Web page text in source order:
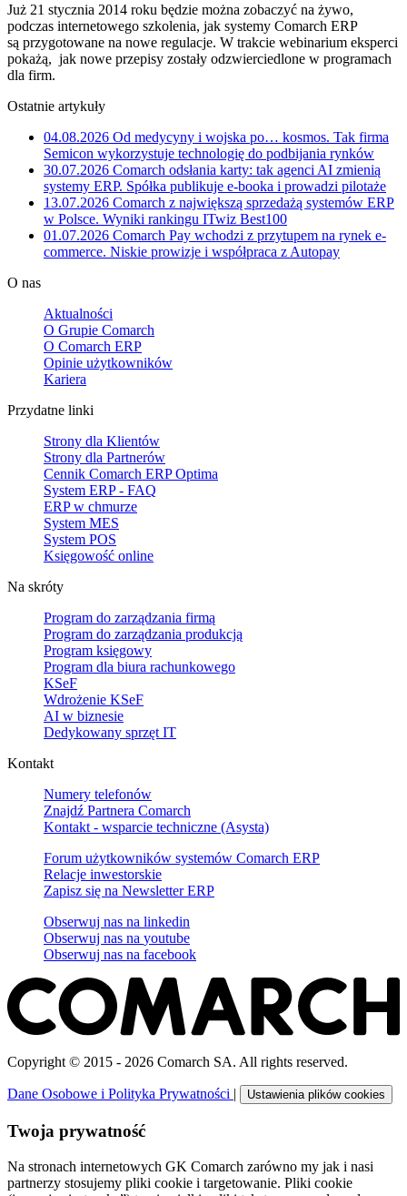
Już 21 stycznia 2014 roku będzie można zobaczyć na żywo,
podczas internetowego szkolenia, jak systemy Comarch ERP
są przygotowane na nowe regulacje. W trakcie webinarium eksperci
pokażą, jak nowe przepisy zostały odzwierciedlone w programach
dla firm.
Ostatnie artykuły
04.08.2026 Od medycyny i wojska po… kosmos. Tak firma
Semicon wykorzystuje technologię do podbijania rynków
30.07.2026 Comarch odsłania karty: tak agenci AI zmienią
systemy ERP. Spółka publikuje e-booka i prowadzi pilotaże
13.07.2026 Comarch z największą sprzedażą systemów ERP
w Polsce. Wyniki rankingu ITwiz Best100
01.07.2026 Comarch Pay wchodzi z przytupem na rynek e-
commerce. Niskie prowizje i współpraca z Autopay
O nas
Aktualności
O Grupie Comarch
O Comarch ERP
Opinie użytkowników
Kariera
Przydatne linki
Strony dla Klientów
Strony dla Partnerów
Cennik Comarch ERP Optima
System ERP - FAQ
ERP w chmurze
System MES
System POS
Księgowość online
Na skróty
Program do zarządzania firmą
Program do zarządzania produkcją
Program księgowy
Program dla biura rachunkowego
KSeF
Wdrożenie KSeF
AI w biznesie
Dedykowany sprzęt IT
Kontakt
Numery telefonów
Znajdź Partnera Comarch
Kontakt - wsparcie techniczne (Asysta)
Forum użytkowników systemów Comarch ERP
Relacje inwestorskie
Zapisz się na Newsletter ERP
Obserwuj nas na linkedin
Obserwuj nas na youtube
Obserwuj nas na facebook
Copyright © 2015 - 2026 Comarch SA. All rights reserved.
Dane Osobowe i Polityka Prywatności | Ustawienia plików cookies
Twoja prywatność
Na stronach internetowych GK Comarch zarówno my jak i nasi
partnerzy stosujemy pliki cookie i targetowanie. Pliki cookie